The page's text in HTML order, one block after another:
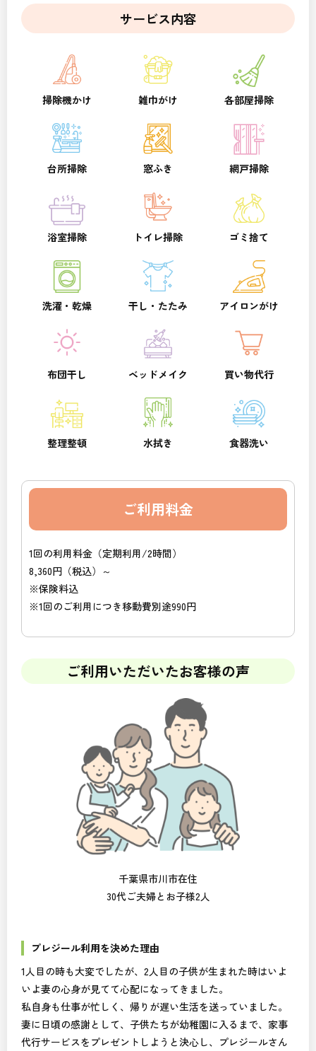
サービス内容
掃除機かけ 雑巾がけ 各部屋掃除
台所掃除 窓ふき 網戸掃除
浴室掃除 トイレ掃除 ゴミ捨て
洗濯・乾燥 干し・たたみ アイロンがけ
布団干し ベッドメイク 買い物代行
整理整頓 水拭き 食器洗い
ご利用料金
1回の利用料金（定期利用/2時間）
8,360円（税込）～
※保険料込
※1回のご利用につき移動費別途990円
ご利用いただいたお客様の声
千葉県市川市在住
30代ご夫婦とお子様2人
プレジール利用を決めた理由
1人目の時も大変でしたが、2人目の子供が生まれた時はいよ
いよ妻の心身が見てて心配になってきました。
私自身も仕事が忙しく、帰りが遅い生活を送っていました。
妻に日頃の感謝として、子供たちが幼稚園に入るまで、家事
代行サービスをプレゼントしようと決心し、プレジールさん